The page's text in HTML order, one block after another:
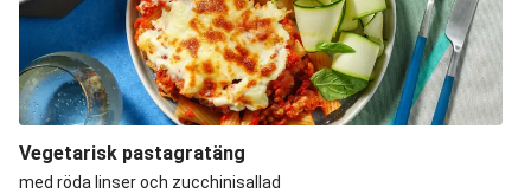
Vegetarisk pastagratäng
med röda linser och zucchinisallad